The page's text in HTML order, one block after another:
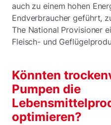
auch zu einem hohen
Endverbraucher geführt,
The National Provisioner
Fleisch- und
Könnten
Pumpen die
optimieren?